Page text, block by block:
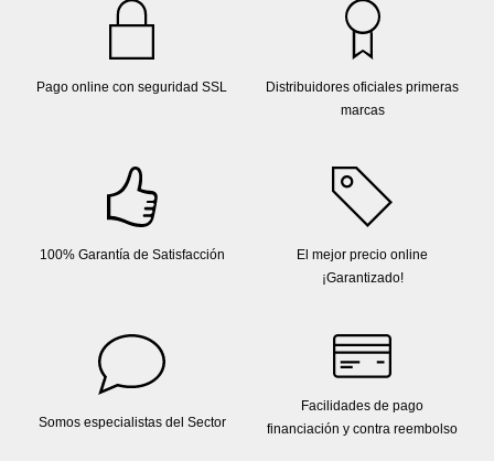
Pago online con seguridad SSL
Distribuidores oficiales primeras
marcas
100% Garantía de Satisfacción
El mejor precio online
¡Garantizado!
Somos especialistas del Sector
Facilidades de pago
financiación y contra reembolso